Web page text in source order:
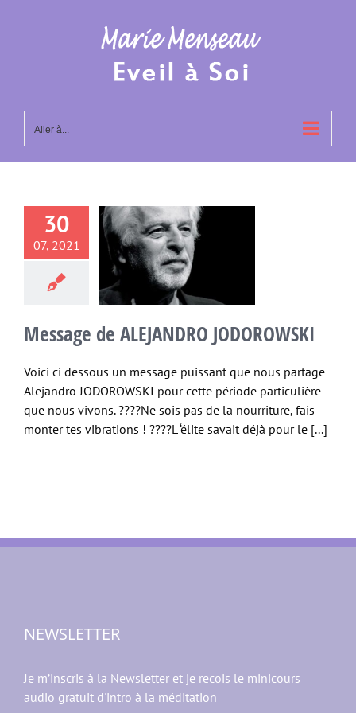
Aller à...
30
07, 2021
de
Message de ALEJANDRO JODOROWSKI
Voici ci dessous un message puissant que nous partage
Alejandro JODOROWSKI pour cette période particulière
que nous vivons. ????Ne sois pas de la nourriture, fais
monter tes vibrations ! ????L ‘élite savait déjà pour le [...]
NEWSLETTER
Je m’inscris à la Newsletter et je recois le minicours
audio gratuit d'intro à la méditation